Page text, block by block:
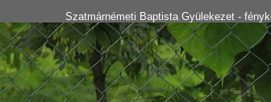
Szatmárnémeti Baptista Gyülekezet -